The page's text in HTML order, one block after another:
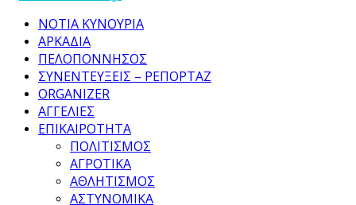
ΝΟΤΙΑ ΚΥΝΟΥΡΙΑ
ΑΡΚΑΔΙΑ
ΠΕΛΟΠΟΝΝΗΣΟΣ
ΣΥΝΕΝΤΕΥΞΕΙΣ – ΡΕΠΟΡΤΑΖ
ORGANIZER
ΑΓΓΕΛΙΕΣ
ΕΠΙΚΑΙΡΟΤΗΤΑ
ΠΟΛΙΤΙΣΜΟΣ
ΑΓΡΟΤΙΚΑ
ΑΘΛΗΤΙΣΜΟΣ
ΑΣΤΥΝΟΜΙΚΑ